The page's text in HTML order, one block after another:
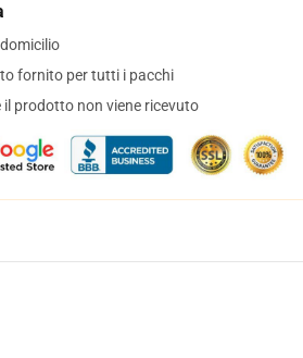
fornito per tutti i pacchi
il prodotto non viene ricevuto